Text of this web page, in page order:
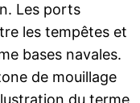
Les ports
les tempêtes et
bases navales.
de mouillage
du terme